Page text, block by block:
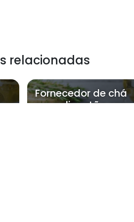
relacionadas
Fornecedor de chá
para digestão em